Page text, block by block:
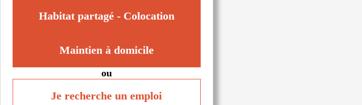
Habitat partagé - Colocation
Maintien à domicile
ou
Je recherche un emploi